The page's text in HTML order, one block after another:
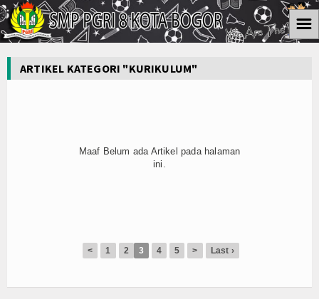
☰
ARTIKEL KATEGORI "KURIKULUM"
Maaf Belum ada Artikel pada halaman
ini.
< 1 2 3 4 5 > Last ›